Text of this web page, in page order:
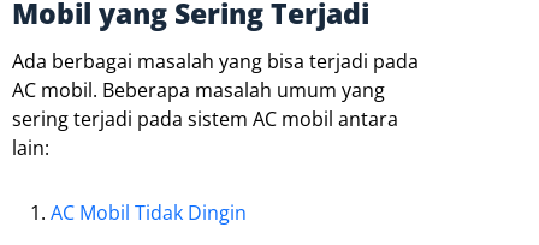
Mobil yang Sering Terjadi
Ada berbagai masalah yang bisa terjadi pada
AC mobil. Beberapa masalah umum yang
sering terjadi pada sistem AC mobil antara
lain:
AC Mobil Tidak Dingin